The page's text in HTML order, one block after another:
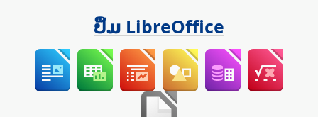
ປຶ້ມ LibreOffice